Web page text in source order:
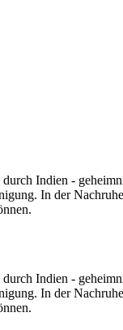
durch Indien -
In der
durch Indien -
In der